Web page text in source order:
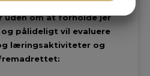
uden om at forholde jer
pålideligt vil evaluere
læringsaktiviteter og
STATISTIK